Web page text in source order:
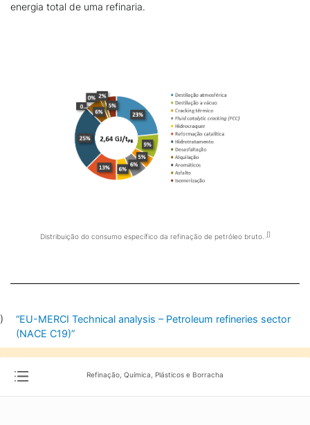
Refinação, Química, Plásticos e Borracha
energia total de uma refinaria.
Distribuição do consumo específico da refinação de petróleo bruto.
“EU-MERCI Technical analysis – Petroleum refineries sector
(NACE C19)”